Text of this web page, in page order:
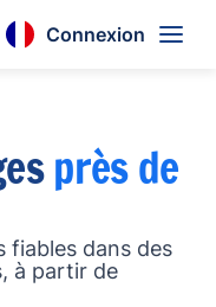
Connexion
près de
fiables dans des
à partir de